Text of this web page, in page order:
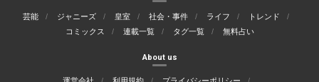
芸能 ジャニーズ 皇室 社会・事件 ライフ
トレンド
コミックス
連載一覧 タグ一覧 無料占い
About us
運営会社 利用規約
プライバシーポリシー